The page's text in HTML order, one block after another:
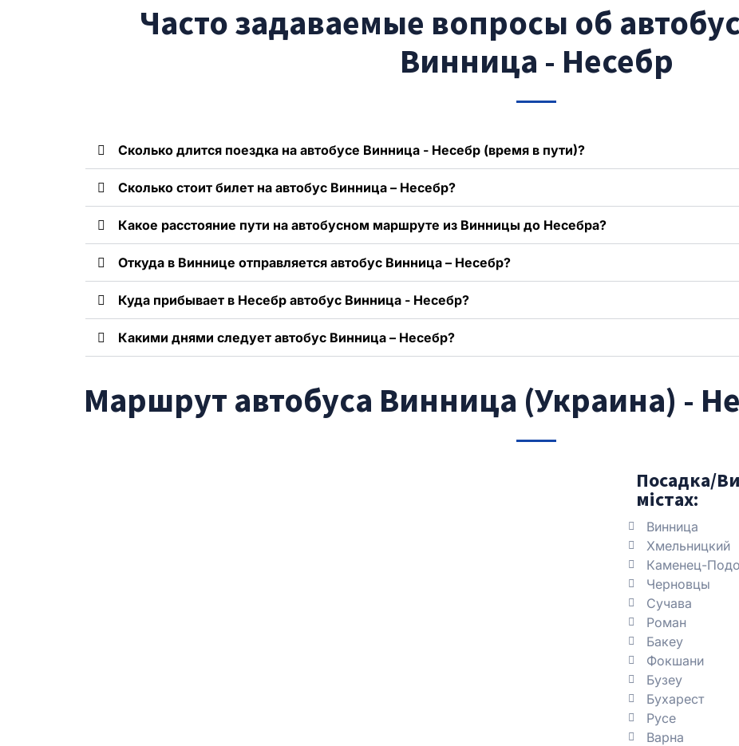
Часто задаваемые вопросы об
Винница - Несебр
Сколько длится поездка на автобусе Винница - Несебр (время в пути)?
Сколько стоит билет на автобус Винница – Несебр?
Какое расстояние пути на автобусном маршруте из Винницы до Несебра?
Откуда в Виннице отправляется автобус Винница – Несебр?
Куда прибывает в Несебр автобус Винница - Несебр?
Какими днями следует автобус Винница – Несебр?
Маршрут автобуса Винница (Украина) -
Посадка/
містах:
Винница
Хмельницкий
Каменец-
Черновцы
Сучава
Роман
Бакеу
Фокшани
Бузеу
Бухарест
Русе
Варна